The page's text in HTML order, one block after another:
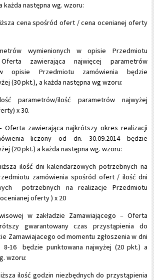
każda następna wg. wzoru:
cena spośród ofert / cena ocenianej oferty
wymienionych w opisie Przedmiotu
zawierająca najwięcej parametrów
opisie Przedmiotu zamówienia będzie
(30 pkt.), a każda następna wg wzoru:
parametrów/ilość parametrów najwyżej
x 30.
Oferta zawierająca najkrótszy okres realizacji
liczony od dn. 30.09.2014 będzie
(20 pkt.) a każda następna wg. wzoru:
ilość dni kalendarzowych potrzebnych na
zamówienia spośród ofert / ilość dni
potrzebnych na realizacje Przedmiotu
oferty ) x 20
w zakładzie Zamawiającego – Oferta
gwarantowany czas przystąpienia do
Zamawiajacego od momentu zgłoszenia w dni
16 będzie punktowana najwyżej (20 pkt.) a
wzoru:
ilość godzin niezbędnych do przystąpienia